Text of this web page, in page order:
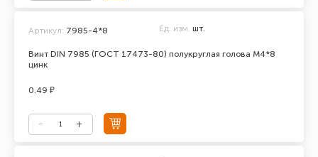
Винт DIN 7985 (ГОСТ 17473-80) полукруглая голова М4*8
цинк
Артикул: 7985-4*8 Ед. изм. шт.
0.49 ₽